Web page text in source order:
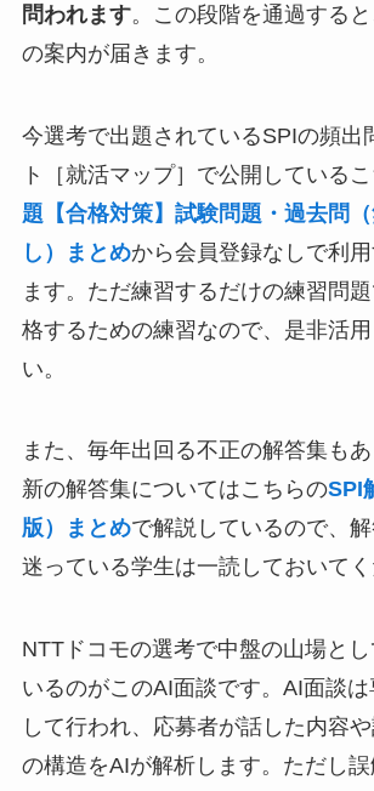
問われます。この段階を通過する
の案内が届きます。
今選考で出題されているSPIの頻出
ト［就活マップ］で公開しているこ
題【合格対策】試験問題・過去問
し）まとめから会員登録なしで利
ます。ただ練習するだけの練習問
格するための練習なので、是非活
い。
また、毎年出回る不正の解答集も
新の解答集についてはこちらのSPI
版）まとめで解説しているので、
迷っている学生は一読しておいてく
NTTドコモの選考で中盤の山場と
いるのがこのAI面談です。AI面談
して行われ、応募者が話した内容
の構造をAIが解析します。ただし